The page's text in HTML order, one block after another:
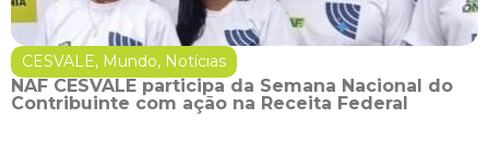
CESVALE, Mundo, Notícias
NAF CESVALE participa da Semana Nacional do
Contribuinte com ação na Receita Federal